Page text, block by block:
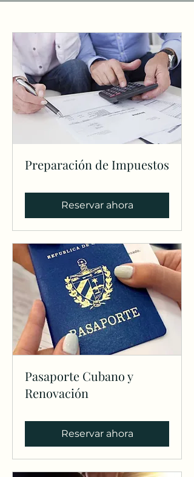
Preparación de Impuestos
Reservar ahora
Pasaporte Cubano y
Renovación
Reservar ahora